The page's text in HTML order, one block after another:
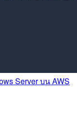
Server บน AWS